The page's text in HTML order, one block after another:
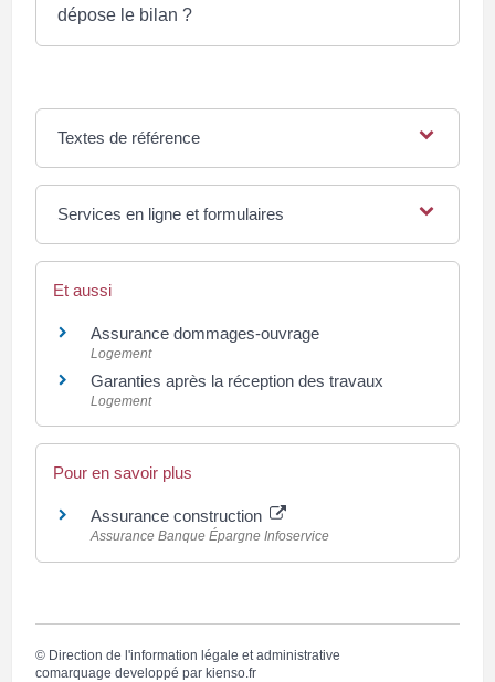
dépose le bilan ?
Textes de référence
Services en ligne et formulaires
Et aussi
Assurance dommages-ouvrage
Logement
Garanties après la réception des travaux
Logement
Pour en savoir plus
Assurance construction
Assurance Banque Épargne Infoservice
© Direction de l'information légale et administrative
comarquage developpé parkienso.fr